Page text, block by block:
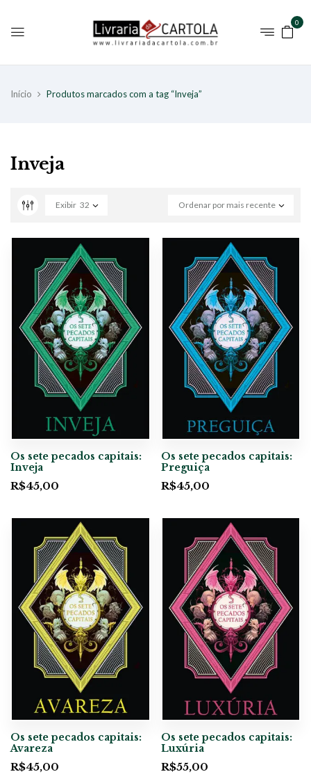
0
Início Produtos marcados com a tag “Inveja”
Inveja
Ordenar por mais recente
Exibir 32
Os sete pecados capitais:
Inveja
R$45,00
Os sete pecados capitais:
Preguiça
R$45,00
Os sete pecados capitais:
Avareza
R$45,00
Os sete pecados capitais:
Luxúria
R$55,00